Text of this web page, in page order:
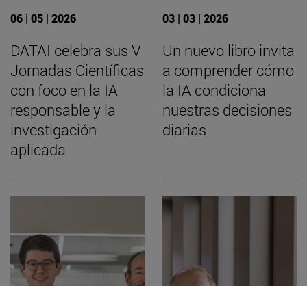
06 | 05 | 2026
DATAI celebra sus V
Jornadas Científicas
con foco en la IA
responsable y la
investigación
aplicada
03 | 03 | 2026
Un nuevo libro invita
a comprender cómo
la IA condiciona
nuestras decisiones
diarias